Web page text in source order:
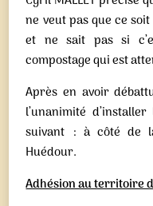
ne veut pas que ce
et ne sait pas si
compostage qui est
Après en avoir
l’unanimité
suivant : à côté de
Huédour.
Adhésion au territoire